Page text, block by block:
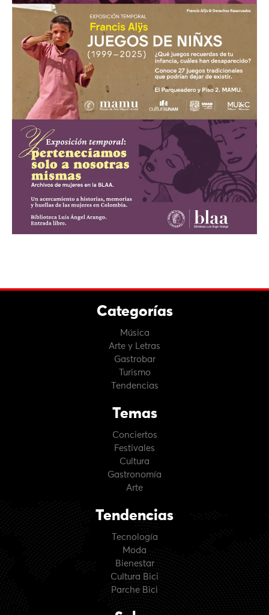
Categorías
Música
Arte y Letras
Gastrobar
Turismo
Tendencias
Temas
Conciertos
Festivales
Cultura
Gastronomía
Arte
Tendencias
Tecnología
Moda
Bienestar
Cultura Bici
Parche Bici